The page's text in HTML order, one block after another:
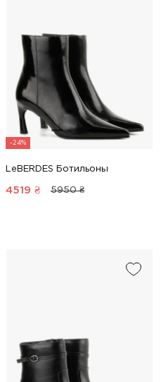
-24%
LeBERDES Ботильоны
4519 ₴ 5950 ₴